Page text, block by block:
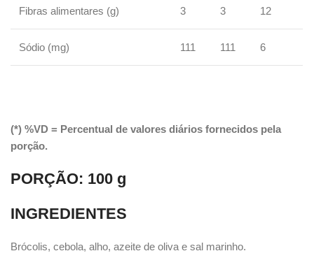
Fibras alimentares (g) 3 3 12
Sódio (mg) 111 111 6
(*) %VD = Percentual de valores diários fornecidos pela
porção.
PORÇÃO: 100 g
INGREDIENTES
Brócolis, cebola, alho, azeite de oliva e sal marinho.